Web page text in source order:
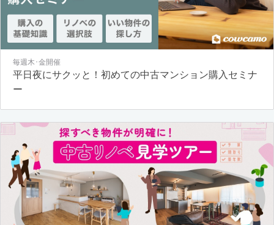
毎週木･金開催
平日夜にサクッと！初めての中古マンション購入セミナ
ー